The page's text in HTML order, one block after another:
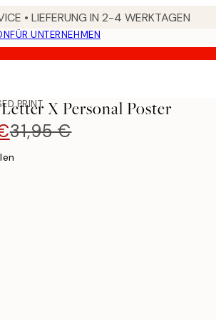
• LIEFERUNG IN 2-4 WERKTAGEN
FÜR UNTERNEHMEN
PRINTX Personal Poster
31,95 €